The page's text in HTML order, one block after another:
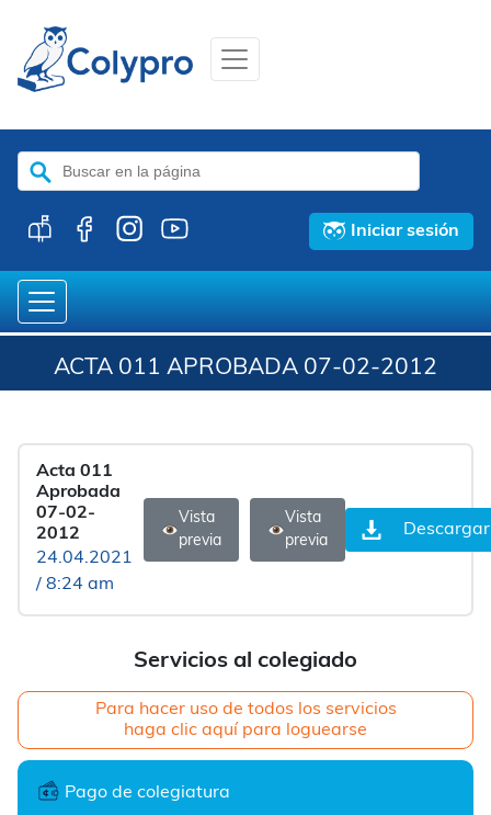
Buscar:
Iniciar sesión
ACTA 011 APROBADA 07-02-2012
Servicios al colegiado
Para hacer uso de todos los servicios
haga clic aquí para loguearse
Pago de colegiatura
Acta 011
Aprobada
07-02-
2012
24.04.2021
/ 8:24 am
Vista
previa
Vista
previa
Descargar